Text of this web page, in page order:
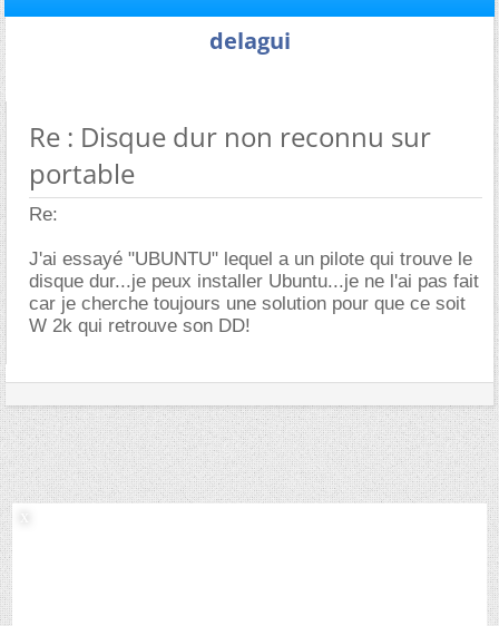
delagui
Re : Disque dur non reconnu sur
portable
Re:
J'ai essayé "UBUNTU" lequel a un pilote qui trouve le
disque dur...je peux installer Ubuntu...je ne l'ai pas fait
car je cherche toujours une solution pour que ce soit
W 2k qui retrouve son DD!